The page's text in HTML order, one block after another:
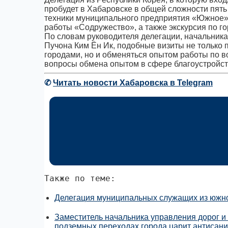
пробудет в Хабаровске в общей сложности
техники муниципального предприятия
работы «Содружество», а также экскурсия по
По словам руководителя делегации,
Пучона Ким Ён Ик, подобные визиты не только
городами, но и обменяться опытом работы по
вопросы обмена опытом в сфере
✆Читать новости Хабаровска в Telegram
Также по теме:
Делегация муниципальных служащих из
Заместитель начальника управления дорог
подземных переходах города царит